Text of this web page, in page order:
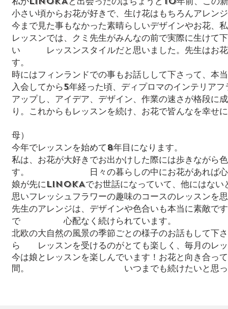
小さい頃からお花が好きで、生け花はもちろんアレン
今まで見た事もなかった素晴らしいデザインや
レッスンでは、クミ先生がみんなの前で実際に生けて
い レッスンスタイルだと思いました。先生はお花
す。
時にはフィンランドでの事もお話しして下さって、本
入会してから5年経った頃、ディプロマのインテリ
アップし、アイデア、デザイン、作業の速さが格段に
り。これからもレッスンを続け、お花で皆んなを幸せ
母）
今年でレッスンを始めて8年目になります。
私は、お花が大好きでお出かけした際には歩きながら
す。 日々の暮らしの中にお花があれば心豊
娘が先にLINOKAでお世話になっていて、他にはない
思いフレッシュフラワーの趣味のコースのレッスンを
先生のアレンジは、デザインや色合いも本当に素敵で
で 心配なく続けられています。
北欧の大自然の風景の季節ごとの様子のお話もして下
ら レッスンを受けるのがとても楽しく、毎月のレッ
今は娘とレッスンを楽しんでいます！お花と向き合っ
間。 いつまでも続けたいと思っ